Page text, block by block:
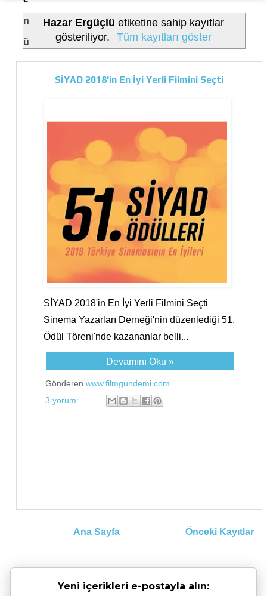
n
ü
Hazar Ergüçlü etiketine sahip kayıtlar
gösteriliyor.
Tüm kayıtları göster
SİYAD 2018'in En İyi Yerli Filmini Seçti
SİYAD 2018'in En İyi Yerli Filmini Seçti
Sinema Yazarları Derneği'nin düzenlediği 51.
Ödül Töreni'nde kazananlar belli...
Devamını Oku »
Gönderen www.filmgundemi.com
3 yorum:
Önceki Kayıtlar
Ana Sayfa
Yeni içerikleri e-postayla alın: